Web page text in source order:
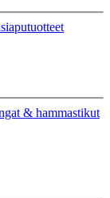
& hammastikut